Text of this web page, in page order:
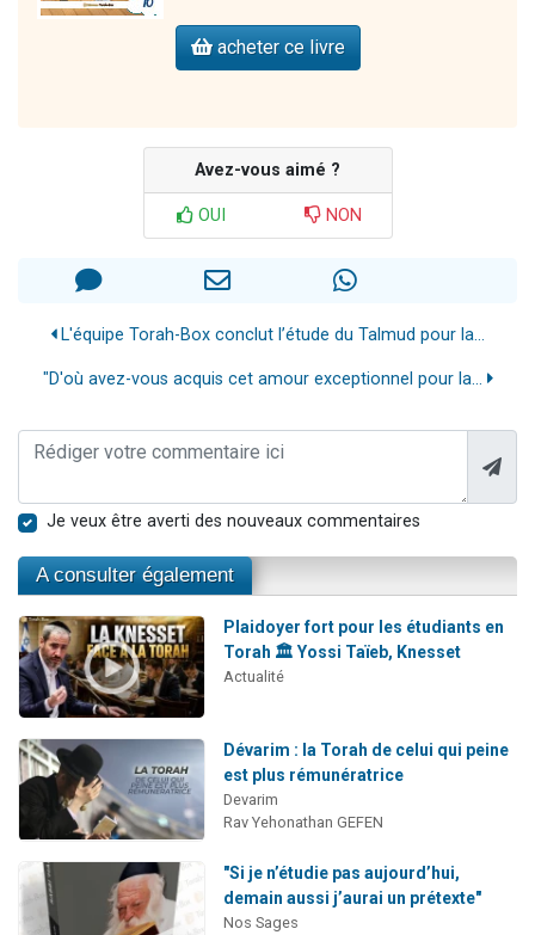
acheter ce livre
Avez-vous aimé ?
OUI NON
L'équipe Torah-Box conclut l’étude du Talmud pour la...
"D'où avez-vous acquis cet amour exceptionnel pour la...
Je veux être averti des nouveaux commentaires
A consulter également
Plaidoyer fort pour les étudiants en
Torah 🏛️ Yossi Taïeb, Knesset
Actualité
Dévarim : la Torah de celui qui peine
est plus rémunératrice
Devarim
Rav Yehonathan GEFEN
"Si je n’étudie pas aujourd’hui,
demain aussi j’aurai un prétexte"
Nos Sages